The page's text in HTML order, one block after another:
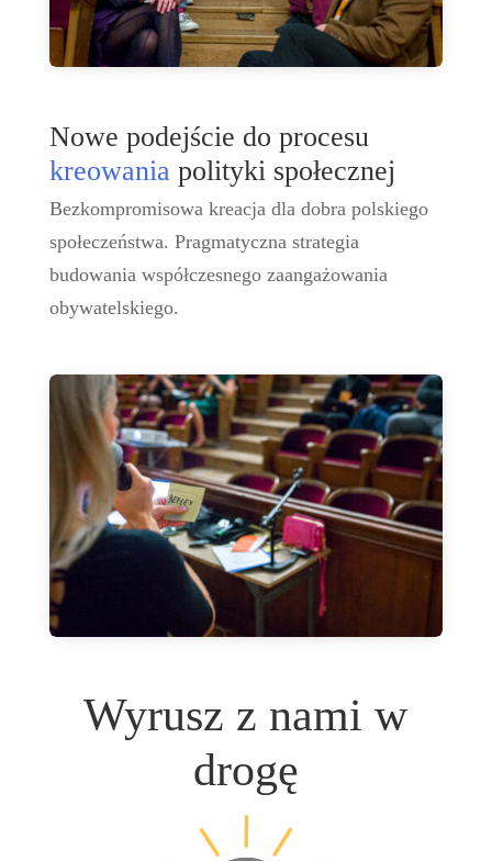
Nowe podejście do procesu
kreowania polityki społecznej
Bezkompromisowa kreacja dla dobra polskiego
społeczeństwa. Pragmatyczna strategia
budowania współczesnego zaangażowania
obywatelskiego.
Wyrusz z nami w
drogę